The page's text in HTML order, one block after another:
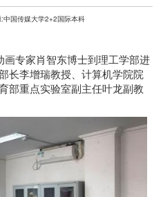
中国传媒大学2+2国际本科
专家肖智东博士到理工学部进
长李增瑞教授、计算机学院院
部重点实验室副主任叶龙副教